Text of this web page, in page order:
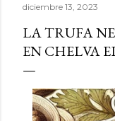
diciembre 13, 2023
LA TRUFA
EN CHELVA